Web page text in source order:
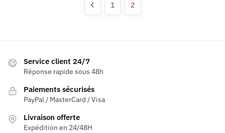
1 2
Service client 24/7
Réponse rapide sous 48h
Paiements sécurisés
PayPal / MasterCard / Visa
Livraison offerte
Expédition en 24/48H